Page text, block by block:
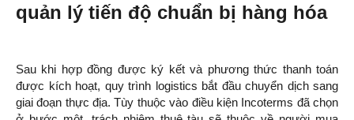
quản lý tiến độ chuẩn bị hàng hóa
Sau khi hợp đồng được ký kết và phương thức thanh toán
được kích hoạt, quy trình logistics bắt đầu chuyển dịch sang
giai đoạn thực địa. Tùy thuộc vào điều kiện Incoterms đã chọn